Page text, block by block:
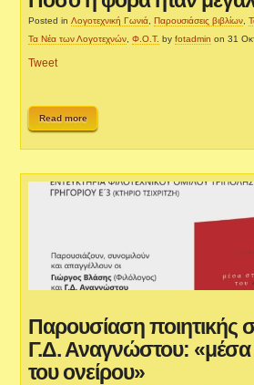
Posted inΛογοτεχνική Γωνιά, Παρουσιάσεις βιβλίων,
Τα Νέα των Λογοτεχνών,Φ.Ο.Τ. byfotadmin on 31
Tweet
Read more
Παρουσίαση ποιητικής
Γ.Δ. Αναγνώστου: «μέσα
του ονείρου»